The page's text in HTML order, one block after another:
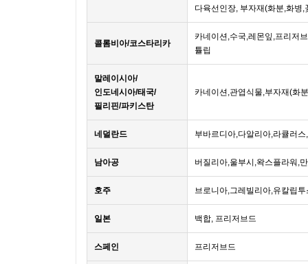
다육선인장, 부자재(화분,화병
콜롬비아/코스타리카
카네이션,수국,레몬잎,프리저
튤립
말레이시아/
인도네시아/태국/
필리핀/파키스탄
카네이션,관엽식물,부자재(화
네덜란드 부바르디아,다알리아,라큘러스
남아공 버질리아,울부시,왁스플라워,
호주 브로니아,그레빌리아,유칼립투
일본 백합, 프리저브드
스페인 프리저브드